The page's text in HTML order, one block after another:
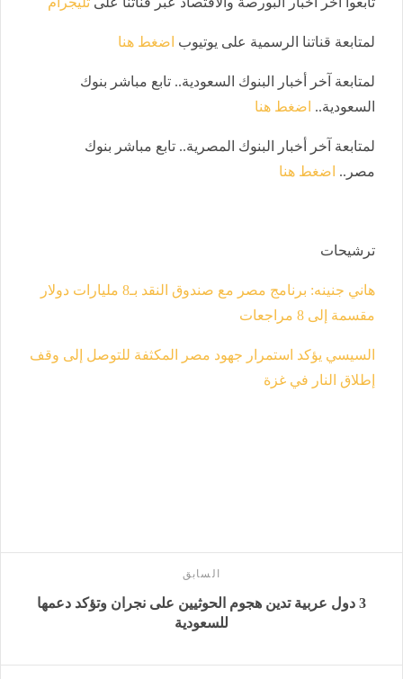
لمتابعة قناتنا الرسمية على يوتيوب اضغط هنا
لمتابعة آخر أخبار البنوك السعودية.. تابع مباشر بنوك
السعودية.. اضغط هنا
لمتابعة آخر أخبار البنوك المصرية.. تابع مباشر بنوك
مصر.. اضغط هنا
ترشيحات
هاني جنينه: برنامج مصر مع صندوق النقد بـ8 مليارات دولار
مقسمة إلى 8 مراجعات
السيسي يؤكد استمرار جهود مصر المكثفة للتوصل إلى وقف
إطلاق النار في غزة
السابق
3 دول عربية تدين هجوم الحوثيين على نجران وتؤكد دعمها
للسعودية